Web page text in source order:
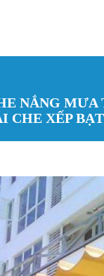
NẮNG
CHE XẾP